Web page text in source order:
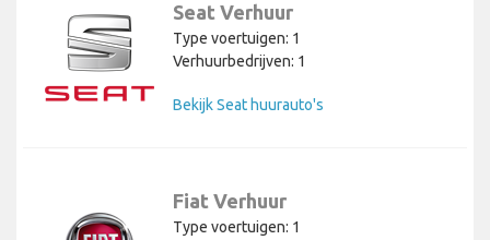
Seat Verhuur
Type voertuigen: 1
Verhuurbedrijven: 1
Bekijk Seat huurauto's
Fiat Verhuur
Type voertuigen: 1